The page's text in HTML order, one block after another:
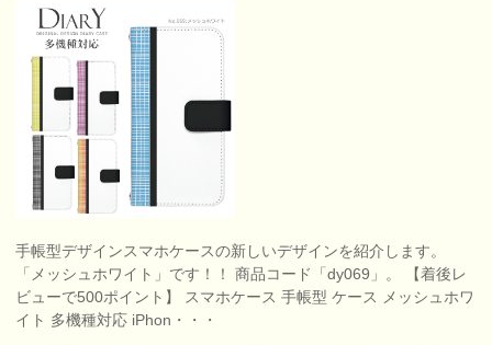
手帳型デザインスマホケースの新しいデザインを紹介します。
「メッシュホワイト」です！！ 商品コード「dy069」。 【着後レ
ビューで500ポイント】 スマホケース 手帳型 ケース メッシュホワ
イト 多機種対応 iPhon・・・